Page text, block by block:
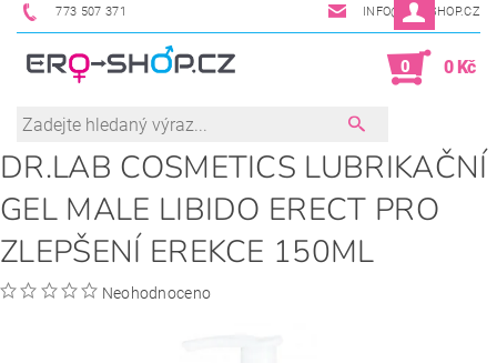
773 507 371 INFO@ERO-SHOP.CZ
0 0 Kč
DR.LAB COSMETICS LUBRIKAČNÍ
GEL MALE LIBIDO ERECT PRO
ZLEPŠENÍ EREKCE 150ML
Neohodnoceno